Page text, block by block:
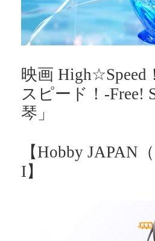
映画 High☆Speed
スピード！-Free!
琴」
【Hobby
I】